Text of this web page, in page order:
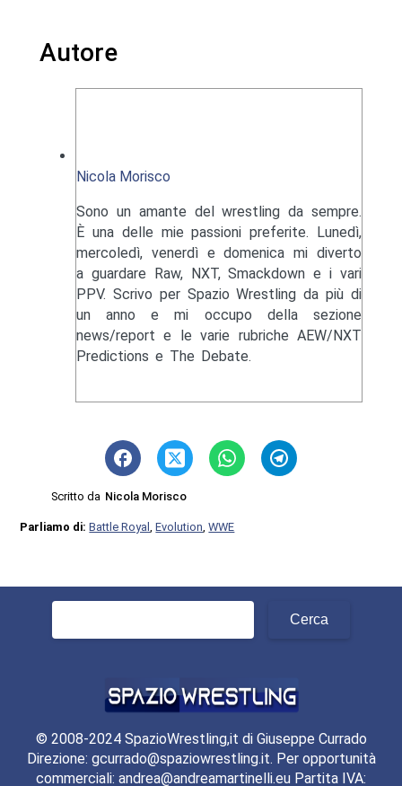
Autore
Nicola Morisco
Sono un amante del wrestling da sempre.
È una delle mie passioni preferite. Lunedì,
mercoledì, venerdì e domenica mi diverto
a guardare Raw, NXT, Smackdown e i vari
PPV. Scrivo per Spazio Wrestling da più di
un anno e mi occupo della sezione
news/report e le varie rubriche AEW/NXT
Predictions e The Debate.
Scritto da Nicola Morisco
Parliamo di:Battle Royal,Evolution,WWE
Ricerca
© 2008-2024 SpazioWrestling,it di Giuseppe Currado
Direzione: gcurrado@spaziowrestling.it. Per opportunità
commerciali: andrea@andreamartinelli.eu Partita IVA: